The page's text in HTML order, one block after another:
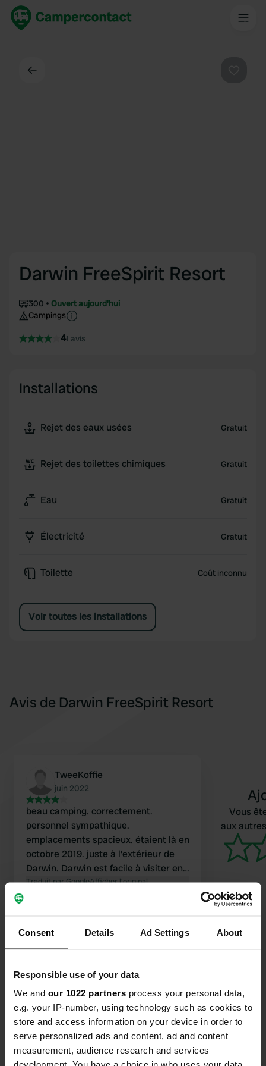
Consent Details Ad Settings About
Responsible use of your data
We and our 1022 partners process your personal data,
e.g. your IP-number, using technology such as cookies to
store and access information on your device in order to
serve personalized ads and content, ad and content
measurement, audience research and services
Darwin FreeSpirit Resort
300
Ouvert aujourd'hui
Campings
41 avis
Installations
Rejet des eaux usées Gratuit
Rejet des toilettes chimiques Gratuit
Eau Gratuit
Électricité Gratuit
Toilette Coût inconnu
Voir toutes les installations
Avis de Darwin FreeSpirit Resort
TweeKoffie
juin 2022
beau camping. correctement.
personnel sympathique.
emplacements spacieux. étaient là en
octobre 2019. juste à l'extérieur de
Darwin. Darwin est facile à visiter en
transports en commun. arrêt au
Traduit par GoogleAfficher l'original
Vous
aux
Contact
Emplacement
Stuart Highway 901
0829, Holtze, Australie
Copie
Coordonnées